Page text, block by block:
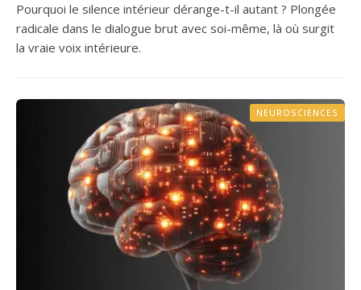
Pour­quoi le silence inté­rieur dérange-t-il autant ? Plon­gée
radi­cale dans le dia­logue brut avec soi-même, là où sur­git
la vraie voix inté­rieure.
NEUROSCIENCES